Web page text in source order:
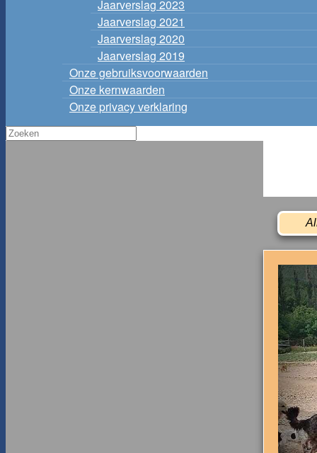
Jaarverslag 2023
Jaarverslag 2021
Jaarverslag 2020
Jaarverslag 2019
Onze gebruiksvoorwaarden
Onze kernwaarden
Onze privacy verklaring
Zoeken
naar: